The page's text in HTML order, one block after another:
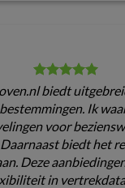
biedt
Ik
voor
biedt het
Deze
in